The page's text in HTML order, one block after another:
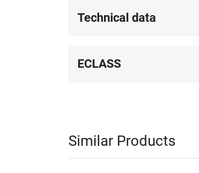
Technical data
ECLASS
Similar Products